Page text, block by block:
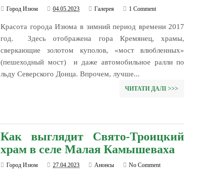
Город Изюм 04.05.2023 Галерея 1 Comment
Красота города Изюма в зимний период времени 2017
год. Здесь отображена гора Кремянец, храмы,
сверкающие золотом куполов, «мост влюбленных»
(пешеходный мост) и даже автомобильное ралли по
льду Северского Донца. Впрочем, лучше...
ЧИТАТИ ДАЛІ >>>
Как выглядит Свято-Троицкий
храм в селе Малая Камышеваха
Город Изюм 27.04.2023 Анонсы No Comment